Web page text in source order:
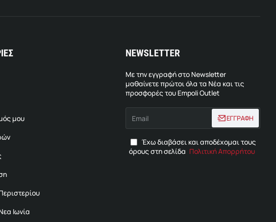
μου
Ιωνία
NEWSLETTER
Με την εγγραφή στο Newsletter
μαθαίνετε πρώτοι όλα τα Νέα και τις
προσφορές του Empoli Outlet
Email
ΕΓΓΡΑΦΗ
Έχω διαβάσει και αποδέχομαι τους
όρους στη σελίδα Πολιτική Απορρήτου